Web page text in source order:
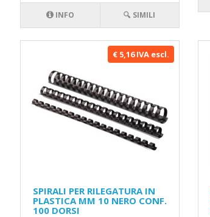
INFO 🔍 SIMILI
€ 5,16 IVA escl.
SPIRALI PER RILEGATURA IN
PLASTICA MM 10 NERO CONF.
100 DORSI